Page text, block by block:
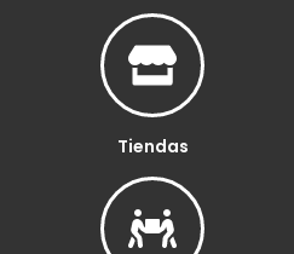
Tiendas